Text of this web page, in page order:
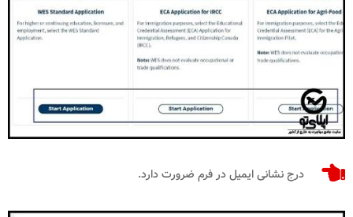
درج نشانی ایمیل در فرم ضرورت دارد.